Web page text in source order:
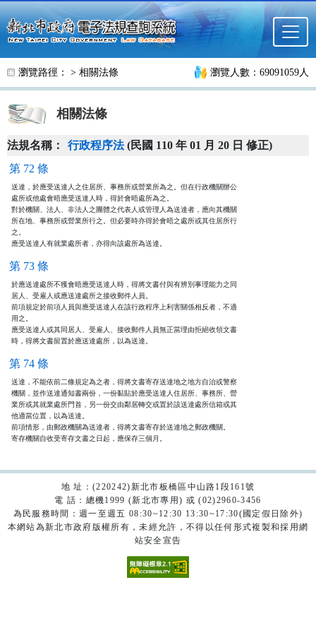
跳至主要內容
瀏覽路徑： > 相關法條 瀏覽人數：69091059人
相關法條
法規名稱： 行政程序法(民國 110 年 01 月 20 日 修正)
第 72 條
送達，於應受送達人之住居所、事務所或營業所為之。但在行政機關辦公
處所或他處會晤應受送達人時，得於會晤處所為之。
對於機關、法人、非法人之團體之代表人或管理人為送達者，應向其機關
所在地、事務所或營業所行之。但必要時亦得於會晤之處所或其住居所行
之。
應受送達人有就業處所者，亦得向該處所為送達。
第 73 條
於應送達處所不獲會晤應受送達人時，得將文書付與有辨別事理能力之同
居人、受雇人或應送達處所之接收郵件人員。
前項規定於前項人員與應受送達人在該行政程序上利害關係相反者，不適
用之。
應受送達人或其同居人、受雇人、接收郵件人員無正當理由拒絕收領文書
時，得將文書留置於應送達處所，以為送達。
第 74 條
送達，不能依前二條規定為之者，得將文書寄存送達地之地方自治或警察
機關，並作送達通知書兩份，一份黏貼於應受送達人住居所、事務所、營
業所或其就業處所門首，另一份交由鄰居轉交或置於該送達處所信箱或其
他適當位置，以為送達。
前項情形，由郵政機關為送達者，得將文書寄存於送達地之郵政機關。
寄存機關自收受寄存文書之日起，應保存三個月。
地 址：(220242)新北市板橋區中山路1段161號
電 話：總機1999 (新北市專用) 或 (02)2960-3456
為民服務時間：週一至週五 08:30~12:30 13:30~17:30(國定假日除外)
本網站為新北市政府版權所有，未經允許，不得以任何形式複製和採用網
站安全宣告